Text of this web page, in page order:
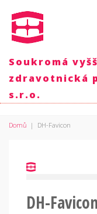
Soukromá
zdravotnická
s.r.o.
Domů | DH-Favicon
DH-Favicon